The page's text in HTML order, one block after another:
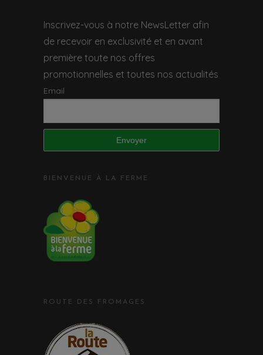
Inscrivez-vous à notre NewsLetter afin
de recevoir en exclusivité et en avant
première toute nos offres
promotionnelles et toutes nos actualités
Email
BIENVENUE À LA FERME
ROUTE DES FROMAGES